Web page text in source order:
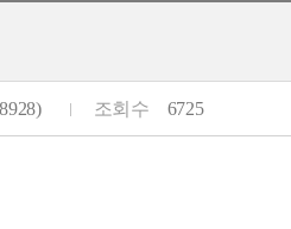
조회수 6725